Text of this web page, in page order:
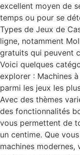
excellent moyen de
temps ou pour se
Types de Jeux de
ligne, notamment
gratuits qui peuvent
Voici quelques
explorer : Machines
parmi les jeux les
Avec des thèmes
des fonctionnalités
vous permettent de
un centime. Que
machines modernes,